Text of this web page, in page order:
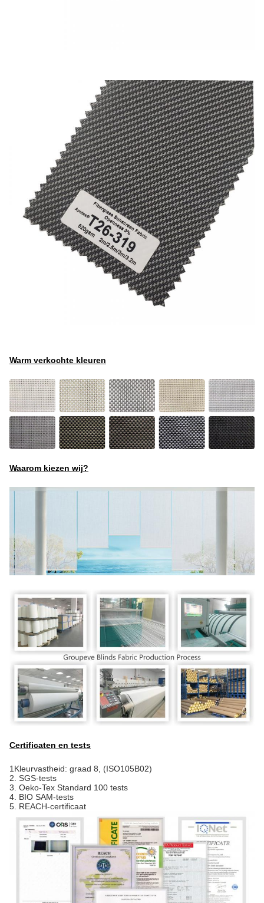
Warm verkochte kleuren
Waarom kiezen wij?
Certificaten en tests
1Kleurvastheid: graad 8, (ISO105B02)
2. SGS-tests
3. Oeko-Tex Standard 100 tests
4. BIO SAM-tests
5. REACH-certificaat